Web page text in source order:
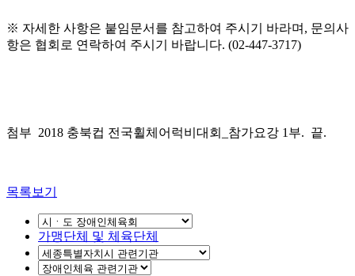
※ 자세한 사항은 붙임문서를 참고하여 주시기 바라며 , 문의사
항은 협회로 연락하여 주시기 바랍니다. (02-447-3717)
첨부 2018 충북컵 전국휠체어럭비대회 참가요강 1 부. 끝.
목록보기
가맹단체 및 체육단체